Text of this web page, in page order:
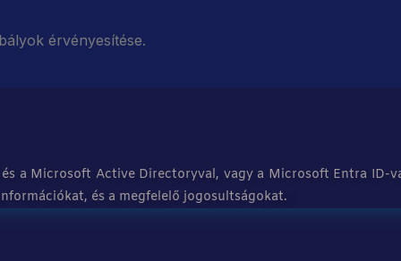
érvényesítése.
a Microsoft Active Directoryval, vagy a Microsoft Entra ID-
és a megfelelő jogosultságokat.